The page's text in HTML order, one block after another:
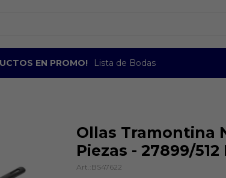
EN PROMO! Lista de Bodas
Ollas Tramontina
Piezas - 27899/512
BS47622